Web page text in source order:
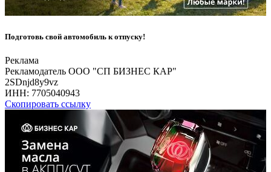
Подготовь свой автомобиль к отпуску!
Реклама
Рекламодатель ООО "СП БИЗНЕС КАР"
2SDnjd8y9vz
ИНН: 7705040943
Скопировать ссылку